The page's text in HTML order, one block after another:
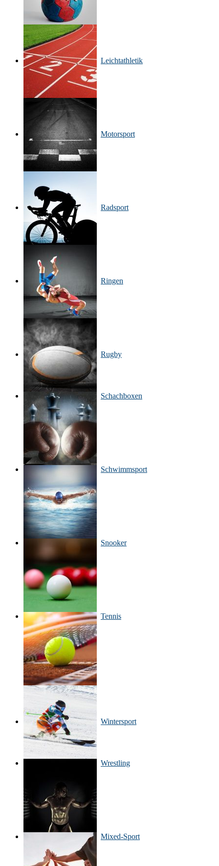
Leichtathletik
Motorsport
Radsport
Ringen
Rugby
Schachboxen
Schwimmsport
Snooker
Tennis
Wintersport
Wrestling
Mixed-Sport